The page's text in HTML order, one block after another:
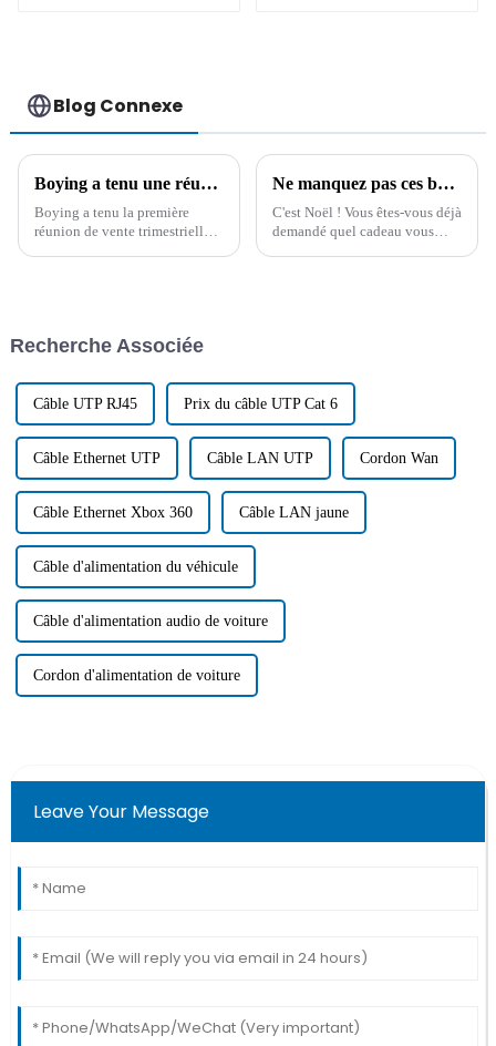
Blog Connexe
Boying a tenu une réunion de synthèse des ventes pour le premier trimestre 2024
Boying a tenu la première
réunion de vente trimestrielle
d'allume-cigare et le fil
Ne manquez pas ces bons articles comme cadeau de Noël !
C'est Noël ! Vous êtes-vous déjà
demandé quel cadeau vous
Recherche Associée
Câble UTP RJ45 Prix ​​du câble UTP Cat 6
Câble Ethernet UTP Câble LAN UTP Cordon Wan
Câble Ethernet Xbox 360 Câble LAN jaune
Câble d'alimentation du véhicule
Câble d'alimentation audio de voiture
Cordon d'alimentation de voiture
Leave Your Message